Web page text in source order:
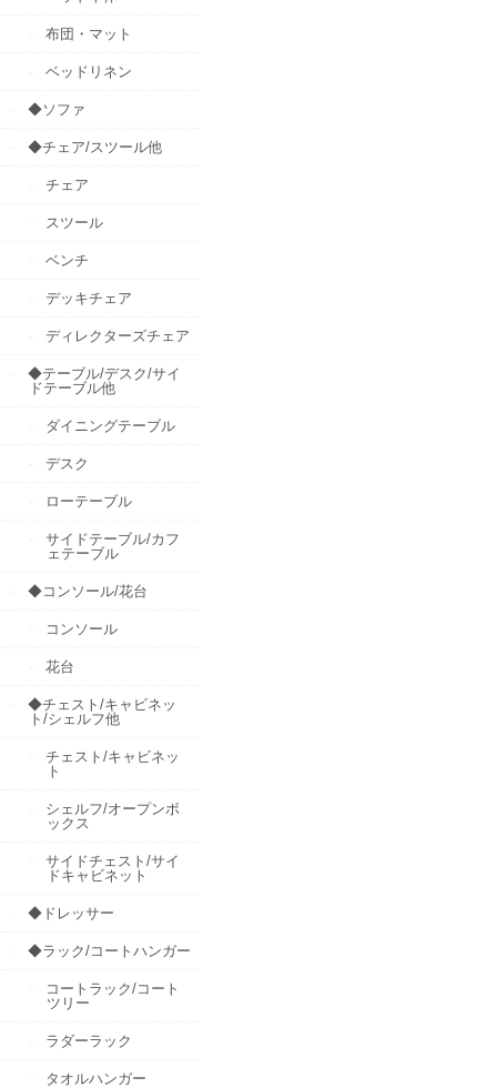
布団・マット
ベッドリネン
◆ソファ
◆チェア/スツール他
チェア
スツール
ベンチ
デッキチェア
ディレクターズチェア
◆テーブル/デスク/サイ
ドテーブル他
ダイニングテーブル
デスク
ローテーブル
サイドテーブル/カフ
ェテーブル
◆コンソール/花台
コンソール
花台
◆チェスト/キャビネッ
ト/シェルフ他
チェスト/キャビネッ
ト
シェルフ/オープンボ
ックス
サイドチェスト/サイ
ドキャビネット
◆ドレッサー
◆ラック/コートハンガー
コートラック/コート
ツリー
ラダーラック
タオルハンガー